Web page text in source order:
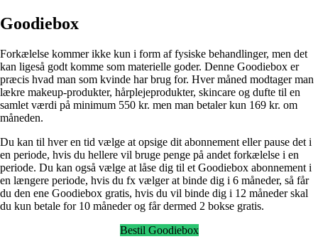
Goodiebox
Forkælelse kommer ikke kun i form af fysiske behandlinger, men det
kan ligeså godt komme som materielle goder. Denne Goodiebox er
præcis hvad man som kvinde har brug for. Hver måned modtager man
lækre makeup-produkter, hårplejeprodukter, skincare og dufte til en
samlet værdi på minimum 550 kr. men man betaler kun 169 kr. om
måneden.
Du kan til hver en tid vælge at opsige dit abonnement eller pause det i
en periode, hvis du hellere vil bruge penge på andet forkælelse i en
periode. Du kan også vælge at låse dig til et Goodiebox abonnement i
en længere periode, hvis du fx vælger at binde dig i 6 måneder, så får
du den ene Goodiebox gratis, hvis du vil binde dig i 12 måneder skal
du kun betale for 10 måneder og får dermed 2 bokse gratis.
Bestil Goodiebox